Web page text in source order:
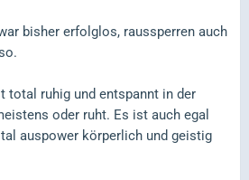
bisher erfolglos, raussperren auch
total ruhig und entspannt in der
oder ruht. Es ist auch egal
auspower körperlich und geistig